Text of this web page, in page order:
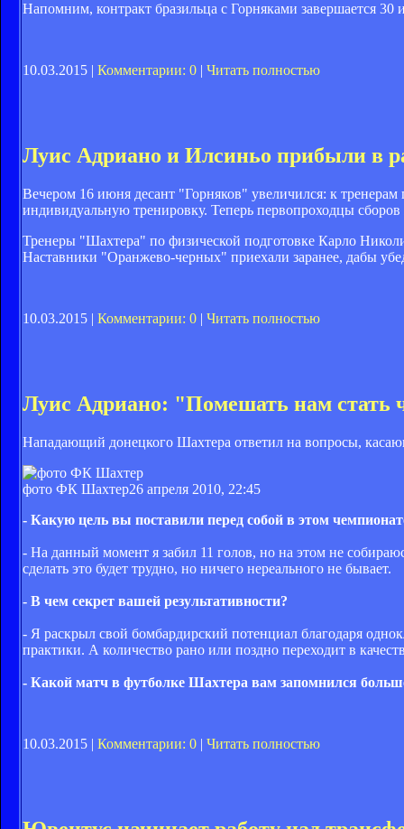
Напомним, контракт бразильца с Горняками завершается 30
10.03.2015 | Комментарии: 0 | Читать полностью
Луис Адриано и Илсиньо прибыли в
Вечером 16 июня десант "Горняков" увеличился: к
индивидуальную тренировку. Теперь первопроходцы
Тренеры "Шахтера" по физической подготовке Карло
Наставники "Оранжево-черных" приехали заранее, дабы
10.03.2015 | Комментарии: 0 | Читать полностью
Луис Адриано: "Помешать нам стать
Нападающий донецкого Шахтера ответил на вопросы,
фото ФК Шахтер26 апреля 2010, 22:45
- Какую цель вы поставили перед собой в этом
- На данный момент я забил 11 голов, но на этом не
сделать это будет трудно, но ничего нереального не бывает.
- В чем секрет вашей результативности?
- Я раскрыл свой бомбардирский потенциал благодаря
практики. А количество рано или поздно переходит в
- Какой матч в футболке Шахтера вам запомнился
10.03.2015 | Комментарии: 0 | Читать полностью